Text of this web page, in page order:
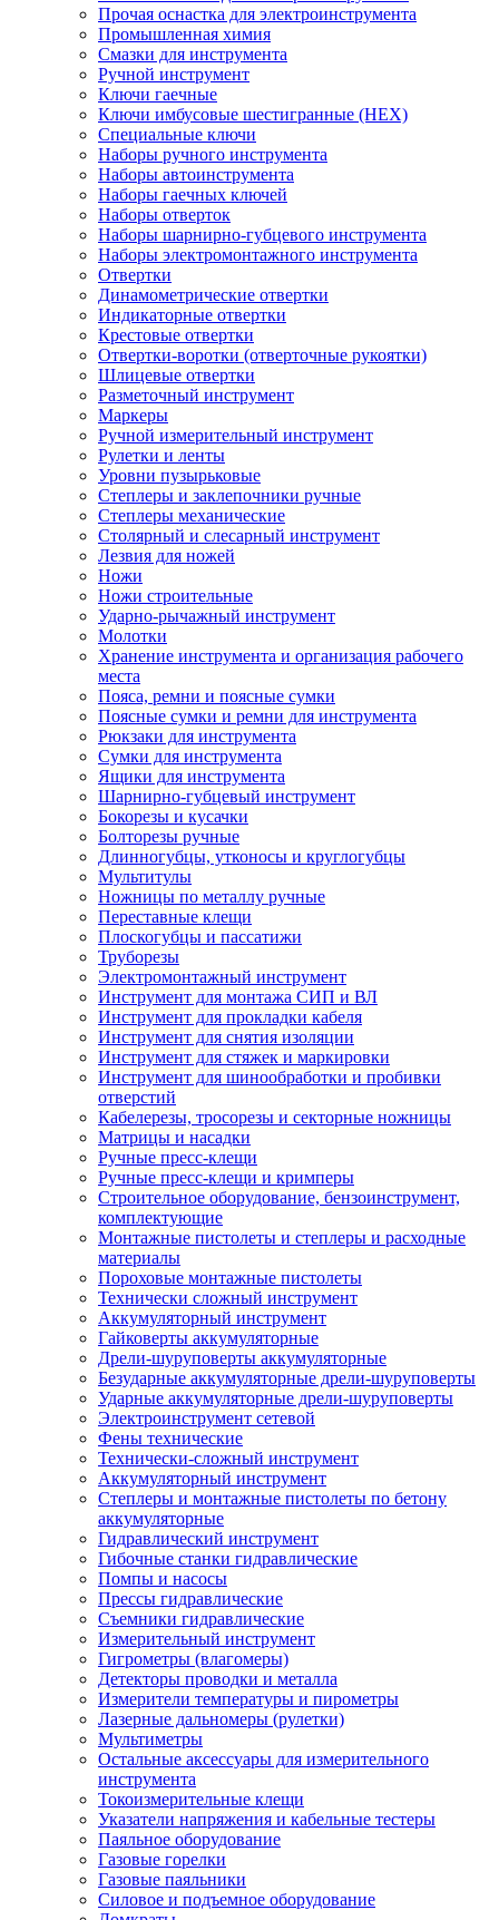
Прочая оснастка для электроинструмента
Промышленная химия
Смазки для инструмента
Ручной инструмент
Ключи гаечные
Ключи имбусовые шестигранные (HEX)
Специальные ключи
Наборы ручного инструмента
Наборы автоинструмента
Наборы гаечных ключей
Наборы отверток
Наборы шарнирно-губцевого инструмента
Наборы электромонтажного инструмента
Отвертки
Динамометрические отвертки
Индикаторные отвертки
Крестовые отвертки
Отвертки-воротки (отверточные рукоятки)
Шлицевые отвертки
Разметочный инструмент
Маркеры
Ручной измерительный инструмент
Рулетки и ленты
Уровни пузырьковые
Степлеры и заклепочники ручные
Степлеры механические
Столярный и слесарный инструмент
Лезвия для ножей
Ножи
Ножи строительные
Ударно-рычажный инструмент
Молотки
Хранение инструмента и организация рабочего
места
Пояса, ремни и поясные сумки
Поясные сумки и ремни для инструмента
Рюкзаки для инструмента
Сумки для инструмента
Ящики для инструмента
Шарнирно-губцевый инструмент
Бокорезы и кусачки
Болторезы ручные
Длинногубцы, утконосы и круглогубцы
Мультитулы
Ножницы по металлу ручные
Переставные клещи
Плоскогубцы и пассатижи
Труборезы
Электромонтажный инструмент
Инструмент для монтажа СИП и ВЛ
Инструмент для прокладки кабеля
Инструмент для снятия изоляции
Инструмент для стяжек и маркировки
Инструмент для шинообработки и пробивки
отверстий
Кабелерезы, тросорезы и секторные ножницы
Матрицы и насадки
Ручные пресс-клещи
Ручные пресс-клещи и кримперы
Строительное оборудование, бензоинструмент,
комплектующие
Монтажные пистолеты и степлеры и расходные
материалы
Пороховые монтажные пистолеты
Технически сложный инструмент
Аккумуляторный инструмент
Гайковерты аккумуляторные
Дрели-шуруповерты аккумуляторные
Безударные аккумуляторные дрели-шуруповерты
Ударные аккумуляторные дрели-шуруповерты
Электроинструмент сетевой
Фены технические
Технически-сложный инструмент
Аккумуляторный инструмент
Степлеры и монтажные пистолеты по бетону
аккумуляторные
Гидравлический инструмент
Гибочные станки гидравлические
Помпы и насосы
Прессы гидравлические
Съемники гидравлические
Измерительный инструмент
Гигрометры (влагомеры)
Детекторы проводки и металла
Измерители температуры и пирометры
Лазерные дальномеры (рулетки)
Мультиметры
Остальные аксессуары для измерительного
инструмента
Токоизмерительные клещи
Указатели напряжения и кабельные тестеры
Паяльное оборудование
Газовые горелки
Газовые паяльники
Силовое и подъемное оборудование